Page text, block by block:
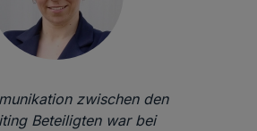
zwischen den
Beteiligten war bei